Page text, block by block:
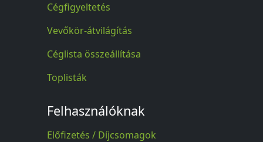
Cégfigyeltetés
Vevőkör-átvilágítás
Céglista összeállítása
Toplisták
Felhasználóknak
Előfizetés / Díjcsomagok